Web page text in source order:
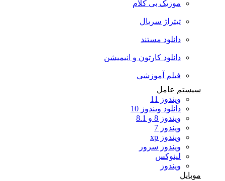
موزیک بی کلام
تیتراژ سریال
دانلود مستند
دانلود کارتون و انیمیشن
فیلم آموزشی
سیستم عامل
ویندوز 11
دانلود ویندوز 10
ویندوز 8 و 8.1
ویندوز 7
ویندوز xp
ویندوز سرور
لینوکس
ویندوز
موبایل